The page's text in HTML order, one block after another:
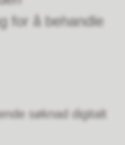
for å behandle
søknad digitalt